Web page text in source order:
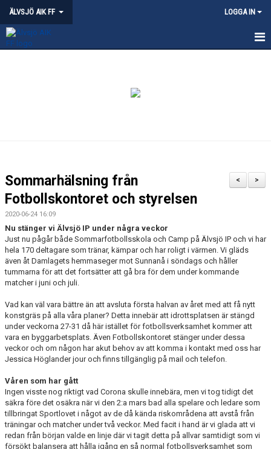
ÄLVSJÖ AIK FF LOGGA IN
ÄLVSJÖS IDROTTSPLATSER
LEDARE
VÅRDNADSHAVARE
MATCHER
UTBILDNINGAR
>
<
Sommarhälsning från
Fotbollskontoret och styrelsen
2020-06-24 16:09
Nu stänger vi Älvsjö IP under några veckor
Just nu pågår både Sommarfotbollsskola och Camp på Älvsjö IP och vi har
hela 170 deltagare som tränar, kämpar och har roligt i värmen. Vi gläds
även åt Damlagets hemmaseger mot Sunnanå i söndags och håller
tummarna för att det fortsätter att gå bra för dem under kommande
matcher i juni och juli.
Vad kan väl vara bättre än att avsluta första halvan av året med att få nytt
konstgräs på alla våra planer? Detta innebär att idrottsplatsen är stängd
under veckorna 27-31 då här istället för fotbollsverksamhet kommer att
vara en byggarbetsplats. Även Fotbollskontoret stänger under dessa
veckor och om någon har akut behov av att komma i kontakt med oss har
Jessica Höglander jour och finns tillgänglig på mail och telefon.
Våren som har gått
Ingen visste nog riktigt vad Corona skulle innebära, men vi tog tidigt det
säkra före det osäkra när vi den 2:a mars bad alla spelare och ledare som
tillbringat Sportlovet i något av de då kända riskområdena att avstå från
träningar och matcher under två veckor. Med facit i hand är vi glada att vi
redan från början valde en linje där vi tagit detta på allvar samtidigt som vi
försökt balansera att hålla igång en så normal fotbollsverksamhet som